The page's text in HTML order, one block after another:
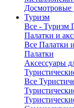
Досмотровые
Туризм
Все - Туризм
Палатки и
Все Палатки
Палатки
Аксессуары
Все